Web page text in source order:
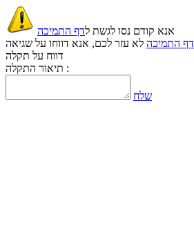
אנא קודם נסו לגשת לדף התמיכה
דף התמיכה
דווח על תקלה
תיאור התקלה :
שלח